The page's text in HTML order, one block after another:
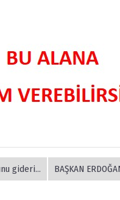
giderildi BAŞKAN ERDOĞAN,